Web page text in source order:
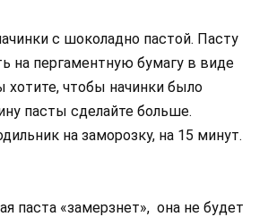
с шоколадно пастой. Пасту
на пергаментную бумагу в виде
хотите, чтобы начинки было
пасты сделайте больше.
на заморозку, на 15 минут.
паста «замерзнет», она не будет